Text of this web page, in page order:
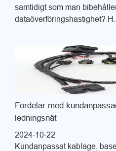
samtidigt som man
dataöverföringshastighet? H...
Fördelar med
ledningsnät
2024-10-22
Kundanpassat kablage,